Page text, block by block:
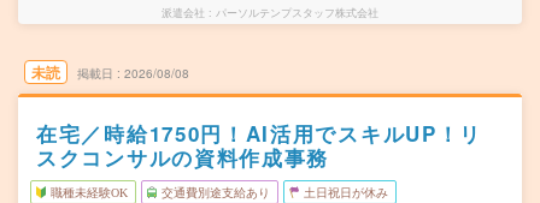
派遣会社 パーソルテンプスタッフ株式会社
未読 掲載日 2026/08/08
在宅／時給1750円！AI活用でスキルUP！リ
スクコンサルの資料作成事務
職種未経験OK 交通費別途支給あり 土日祝日が休み